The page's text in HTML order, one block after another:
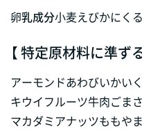
卵乳成分小麦えびかにく
【 特定原材料に準ず
アーモンドあわびいかい
キウイフルーツ牛肉ごま
マカダミアナッツももや